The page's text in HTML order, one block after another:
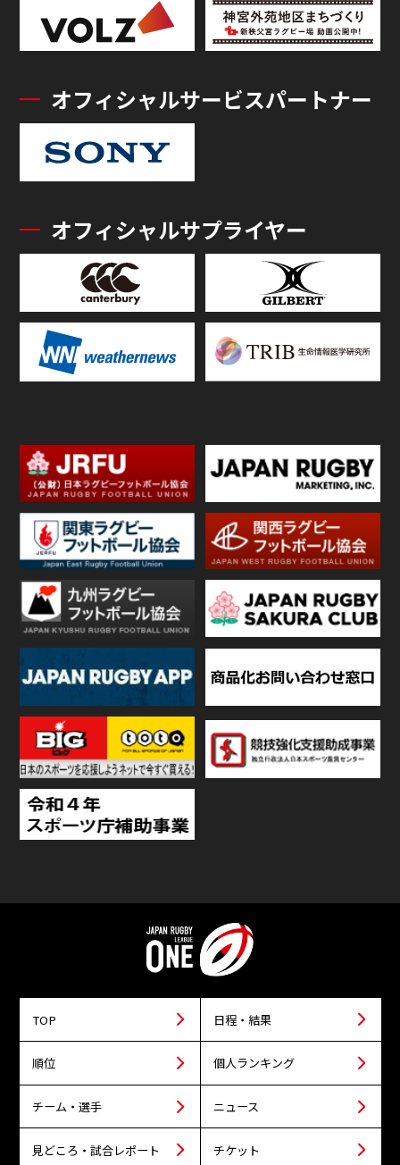
オフィシャルサービスパートナー
オフィシャルサプライヤー
TOP 日程・結果
順位 個人ランキング
チーム・選手 ニュース
見どころ・試合レポート チケット